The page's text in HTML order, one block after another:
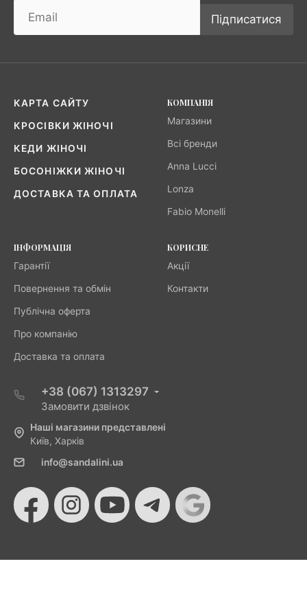
Підписатися
КАРТА САЙТУ
КРОСІВКИ ЖІНОЧІ
КЕДИ ЖІНОЧІ
БОСОНІЖКИ ЖІНОЧІ
ДОСТАВКА ТА ОПЛАТА
КОМПАНІЯ
Магазини
Всі бренди
Anna Lucci
Lonza
Fabio Monelli
ІНФОРМАЦІЯ
Гарантії
Повернення та обмін
Публічна оферта
Про компанію
Доставка та оплата
КОРИСНЕ
Акції
Контакти
+38 (067) 1313297
Замовити дзвінок
Наші магазини представлені
Київ, Харків
info@sandalini.ua